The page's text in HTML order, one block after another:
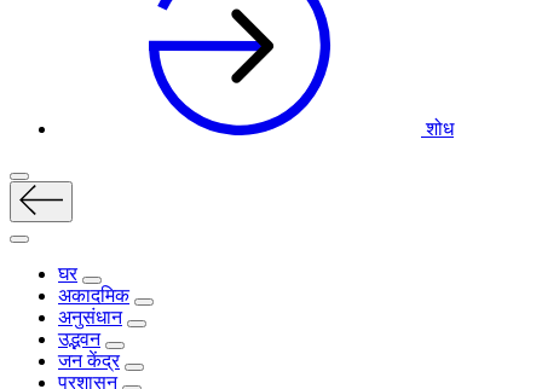
शोध
घर
अकादमिक
अनुसंधान
उद्भवन
जन केंद्र
प्रशासन